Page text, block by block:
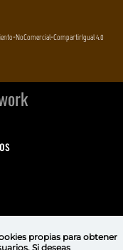
NoComercial-CompartirIgual 4.0
propiaspara obtener
Si deseas